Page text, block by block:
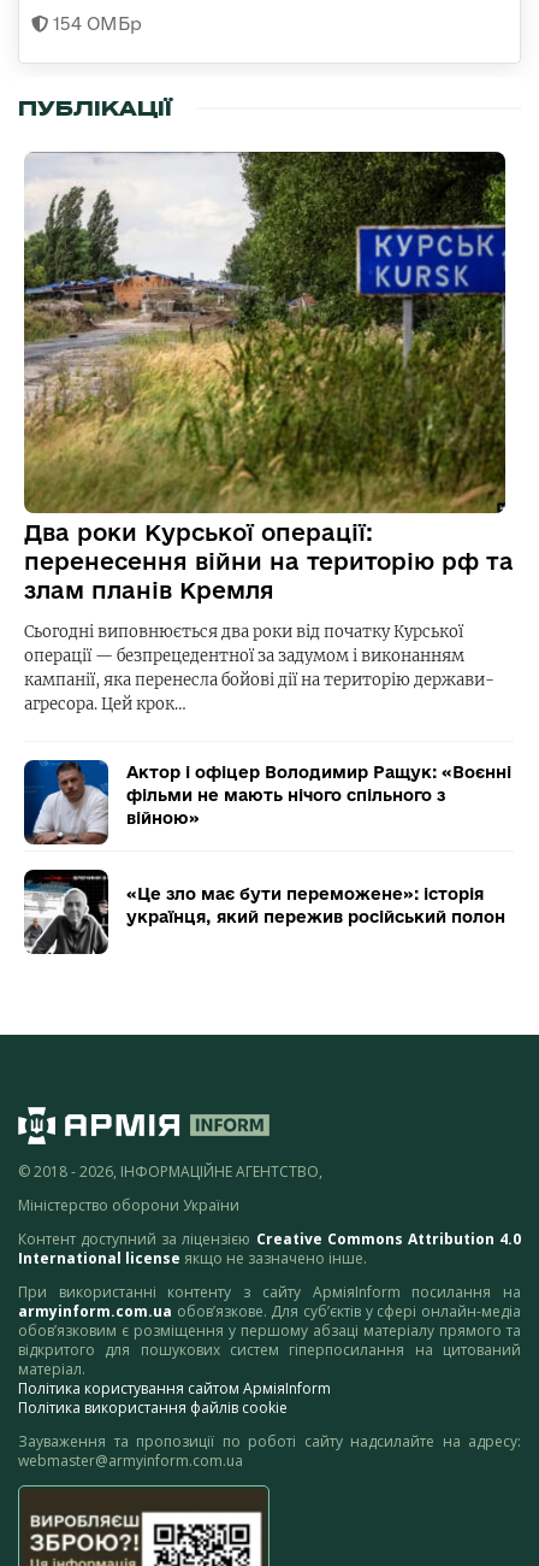
154 ОМБр
ПУБЛІКАЦІЇ
Два роки Курської операції:
перенесення війни на територію рф та
злам планів Кремля
Сьогодні виповнюється два роки від початку Курської
операції — безпрецедентної за задумом і виконанням
кампанії, яка перенесла бойові дії на територію держави-
агресора. Цей крок…
Актор і офіцер Володимир Ращук: «Воєнні
фільми не мають нічого спільного з
війною»
«Це зло має бути переможене»: історія
українця, який пережив російський полон
© 2018 - 2026, ІНФОРМАЦІЙНЕ АГЕНТСТВО,
Міністерство оборони України
Контент доступний за ліцензією Creative Commons Attribution 4.0
International license якщо не зазначено інше.
При використанні контенту з сайту АрміяInform посилання на
armyinform.com.ua обов’язкове. Для суб’єктів у сфері онлайн-медіа
обов’язковим є розміщення у першому абзаці матеріалу прямого та
відкритого для пошукових систем гіперпосилання на цитований
матеріал.
Політика користування сайтом АрміяInform
Політика використання файлів cookie
Зауваження та пропозиції по роботі сайту надсилайте на адресу:
webmaster@armyinform.com.ua